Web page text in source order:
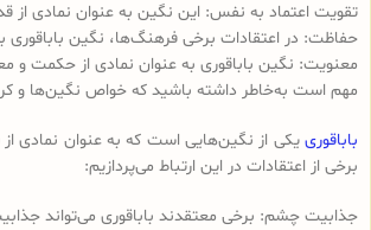
تقویت اعتماد به نفس: این نگین به عنوان نمادی از
حفاظت: در اعتقادات برخی فرهنگ‌ها، نگین باباقوری
معنویت: نگین باباقوری به عنوان نمادی از حکمت و
مهم است به‌خاطر داشته باشید که خواص نگین‌ها و
باباقوری یکی از نگین‌هایی است که به عنوان نمادی از
برخی از اعتقادات در این ارتباط می‌پردازیم:
جذابیت چشم: برخی معتقدند باباقوری می‌تواند